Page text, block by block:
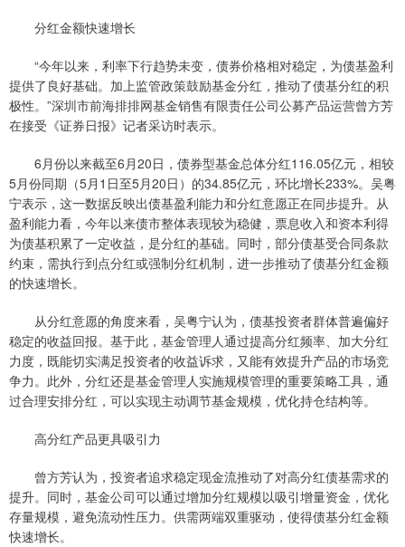
分红金额快速增长
“今年以来，利率下行趋势未变，债券价格相对稳定，为债基盈利
提供了良好基础。加上监管政策鼓励基金分红，推动了债基分红的积
极性。”深圳市前海排排网基金销售有限责任公司公募产品运营曾方芳
在接受《证券日报》记者采访时表示。
6月份以来截至6月20日，债券型基金总体分红116.05亿元，相较
5月份同期（5月1日至5月20日）的34.85亿元，环比增长233%。吴粤
宁表示，这一数据反映出债基盈利能力和分红意愿正在同步提升。从
盈利能力看，今年以来债市整体表现较为稳健，票息收入和资本利得
为债基积累了一定收益，是分红的基础。同时，部分债基受合同条款
约束，需执行到点分红或强制分红机制，进一步推动了债基分红金额
的快速增长。
从分红意愿的角度来看，吴粤宁认为，债基投资者群体普遍偏好
稳定的收益回报。基于此，基金管理人通过提高分红频率、加大分红
力度，既能切实满足投资者的收益诉求，又能有效提升产品的市场竞
争力。此外，分红还是基金管理人实施规模管理的重要策略工具，通
过合理安排分红，可以实现主动调节基金规模，优化持仓结构等。
高分红产品更具吸引力
曾方芳认为，投资者追求稳定现金流推动了对高分红债基需求的
提升。同时，基金公司可以通过增加分红规模以吸引增量资金，优化
存量规模，避免流动性压力。供需两端双重驱动，使得债基分红金额
快速增长。